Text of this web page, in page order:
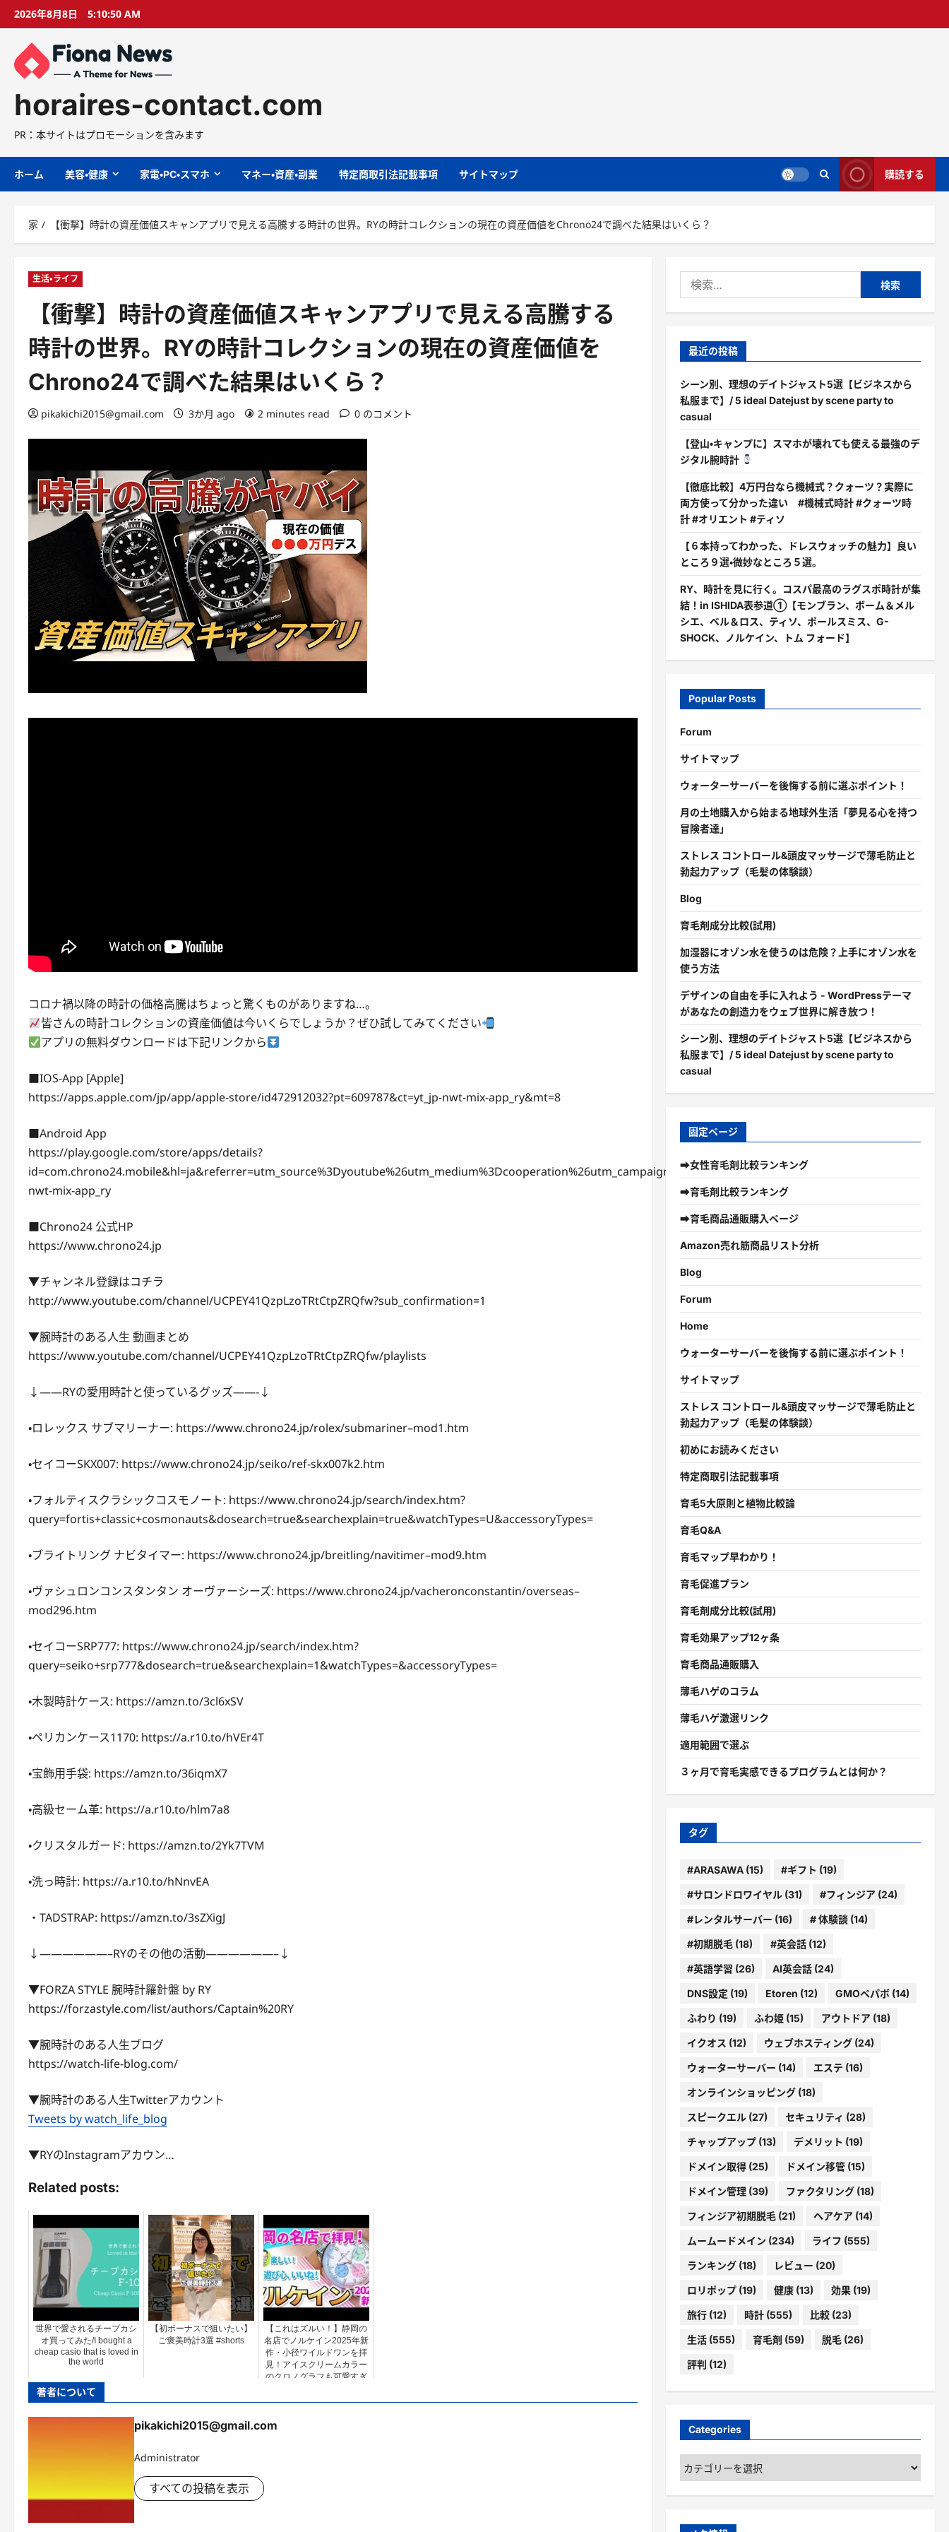
プ
2026年8月8日 5:10:51 AM
horaires-contact.com
PR：本サイトはプロモーションを含みます
ホーム 美容・健康 家電・PC・スマホ マネー・資産・副業 特定商取引法記載事項 サイトマップ 購読する
家 【衝撃】時計の資産価値スキャンアプリで見える高騰する時計の世界。RYの時計コレクションの現在の資産価値をChrono24で調べた結果はいくら？
生活・ライフ
【衝撃】時計の資産価値スキャンアプリで見える高騰する
時計の世界。RYの時計コレクションの現在の資産価値を
Chrono24で調べた結果はいくら？
pikakichi2015@gmail.com 3か月 ago 2 minutes read 0 のコメント
コロナ禍以降の時計の価格高騰はちょっと驚くものがありますね…。
皆さんの時計コレクションの資産価値は今いくらでしょうか？ぜひ試してみてください
アプリの無料ダウンロードは下記リンクから
■IOS-App [Apple]
https://apps.apple.com/jp/app/apple-store/id472912032?pt=609787&ct=yt_jp-nwt-mix-app_ry&mt=8
■Android App
https://play.google.com/store/apps/details?
id=com.chrono24.mobile&hl=ja&referrer=utm_source%3Dyoutube%26utm_medium%3Dcooperation%26utm_campaign%3Djp-
nwt-mix-app_ry
■Chrono24 公式HP
https://www.chrono24.jp
▼チャンネル登録はコチラ
http://www.youtube.com/channel/UCPEY41QzpLzoTRtCtpZRQfw?sub_confirmation=1
▼腕時計のある人生 動画まとめ
https://www.youtube.com/channel/UCPEY41QzpLzoTRtCtpZRQfw/playlists
↓——RYの愛用時計と使っているグッズ——-↓
・ロレックス サブマリーナー: https://www.chrono24.jp/rolex/submariner–mod1.htm
・セイコーSKX007: https://www.chrono24.jp/seiko/ref-skx007k2.htm
・フォルティスクラシックコスモノート: https://www.chrono24.jp/search/index.htm?
query=fortis+classic+cosmonauts&dosearch=true&searchexplain=true&watchTypes=U&accessoryTypes=
・ブライトリング ナビタイマー: https://www.chrono24.jp/breitling/navitimer–mod9.htm
・ヴァシュロンコンスタンタン オーヴァーシーズ: https://www.chrono24.jp/vacheronconstantin/overseas–
mod296.htm
・セイコーSRP777: https://www.chrono24.jp/search/index.htm?
query=seiko+srp777&dosearch=true&searchexplain=1&watchTypes=&accessoryTypes=
・木製時計ケース: https://amzn.to/3cl6xSV
・ペリカンケース1170: https://a.r10.to/hVEr4T
・宝飾用手袋: https://amzn.to/36iqmX7
・高級セーム革: https://a.r10.to/hlm7a8
・クリスタルガード: https://amzn.to/2Yk7TVM
・洗っ時計: https://a.r10.to/hNnvEA
・TADSTRAP: https://amzn.to/3sZXigJ
↓——————–RYのその他の活動——————–↓
▼FORZA STYLE 腕時計羅針盤 by RY
https://forzastyle.com/list/authors/Captain%20RY
▼腕時計のある人生ブログ
https://watch-life-blog.com/
▼腕時計のある人生Twitterアカウント
Tweets by watch_life_blog
▼RYのInstagramアカウン…
Related posts:
世界で愛されるチープカシ
オ買ってみた/I bought a
cheap casio that is loved in
the world
【初ボーナスで狙いたい】
ご褒美時計3選 #shorts
【これはズルい！】静岡の
名店でノルケイン2025年新
作・小径ワイルドワンを拝
見！アイスクリームカラー
のクロノグラフも可愛すぎ
著者について
pikakichi2015@gmail.com
Administrator
すべての投稿を表示
索:
最近の投稿
シーン別、理想のデイトジャスト5選【ビジネスから
私服まで】/ 5 ideal Datejust by scene party to
casual
【登山・キャンプに】スマホが壊れても使える最強のデ
ジタル腕時計
【徹底比較】4万円台なら機械式？クォーツ？実際に
両方使って分かった違い #機械式時計 #クォーツ時
計 #オリエント #ティソ
【６本持ってわかった、ドレスウォッチの魅力】良い
ところ９選・微妙なところ５選。
RY、時計を見に行く。コスパ最高のラグスポ時計が集
結！in ISHIDA表参道①【モンブラン、ボーム＆メル
シエ、ベル＆ロス、ティソ、ポールスミス、G-
SHOCK、ノルケイン、トム フォード】
Popular Posts
Forum
サイトマップ
ウォーターサーバーを後悔する前に選ぶポイント！
月の土地購入から始まる地球外生活「夢見る心を持つ
冒険者達」
ストレス コントロール&頭皮マッサージで薄毛防止と
勃起力アップ（毛髪の体験談）
Blog
育毛剤成分比較(試用)
加湿器にオゾン水を使うのは危険？上手にオゾン水を
使う方法
デザインの自由を手に入れよう - WordPressテーマ
があなたの創造力をウェブ世界に解き放つ！
シーン別、理想のデイトジャスト5選【ビジネスから
私服まで】/ 5 ideal Datejust by scene party to
casual
固定ページ
➡女性育毛剤比較ランキング
➡育毛剤比較ランキング
➡育毛商品通販購入ページ
Amazon売れ筋商品リスト分析
Blog
Forum
Home
ウォーターサーバーを後悔する前に選ぶポイント！
サイトマップ
ストレス コントロール&頭皮マッサージで薄毛防止と
勃起力アップ（毛髪の体験談）
初めにお読みください
特定商取引法記載事項
育毛5大原則と植物比較論
育毛Q&A
育毛マップ早わかり！
育毛促進プラン
育毛剤成分比較(試用)
育毛効果アップ12ヶ条
育毛商品通販購入
薄毛ハゲのコラム
薄毛ハゲ激選リンク
適用範囲で選ぶ
３ヶ月で育毛実感できるプログラムとは何か？
タグ
#ARASAWA(15) #ギフト (19)
#サロンドロワイヤル(31) #フィンジア(24)
#レンタルサーバー (16) # 体験談(14)
#初期脱毛(18) #英会話(12)
#英語学習 (26) AI英会話(24)
DNS設定 (19) Etoren (12) GMOペパボ(14)
ふわり (19) ふわ姫(15) アウトドア(18)
イクオス (12) ウェブホスティング(24)
ウォーターサーバー (14) エステ (16)
オンラインショッピング(18)
スピークエル(27) セキュリティ (28)
チャップアップ(13) デメリット (19)
ドメイン取得(25) ドメイン移管(15)
ドメイン管理(39) ファクタリング(18)
フィンジア初期脱毛(21) ヘアケア(14)
ムームードメイン (234) ライフ (555)
ランキング(18) レビュー (20)
ロリポップ(19) 健康(13) 効果(19)
旅行(12) 時計(555) 比較(23)
生活(555) 育毛剤 (59) 脱毛(26)
評判 (12)
Categories
Categories